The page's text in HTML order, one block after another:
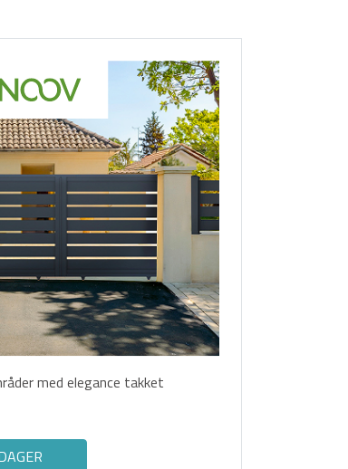
med elegance takket